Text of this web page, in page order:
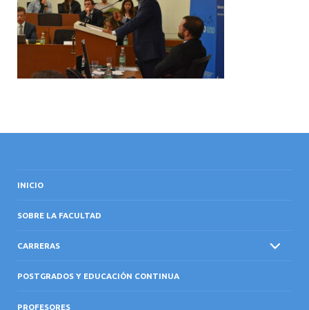
INICIO
SOBRE LA FACULTAD
CARRERAS
POSTGRADOS Y EDUCACIÓN CONTINUA
PROFESORES